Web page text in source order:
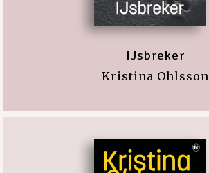
IJsbreker
Kristina Ohlsson